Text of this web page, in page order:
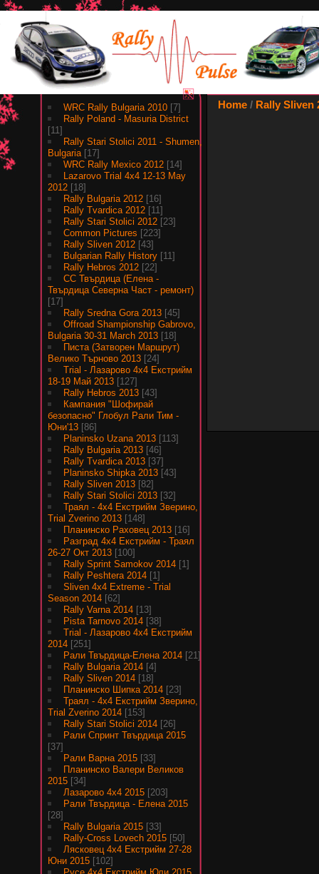
Albums
WRC Rally Bulgaria 2010 [7]
Rally Poland - Masuria District
[11]
Rally Stari Stolici 2011 - Shumen,
Bulgaria [17]
WRC Rally Mexico 2012 [14]
Lazarovo Trial 4x4 12-13 May
2012 [18]
Rally Bulgaria 2012 [16]
Rally Tvardica 2012 [11]
Rally Stari Stolici 2012 [23]
Common Pictures [223]
Rally Sliven 2012 [43]
Bulgarian Rally History [11]
Rally Hebros 2012 [22]
СС Твърдица (Елена -
Твърдица Северна Част - ремонт)
[17]
Rally Sredna Gora 2013 [45]
Offroad Shampionship Gabrovo,
Bulgaria 30-31 March 2013 [18]
Писта (Затворен Маршрут)
Велико Търново 2013 [24]
Trial - Лазарово 4х4 Екстрийм
18-19 Май 2013 [127]
Rally Hebros 2013 [43]
Кампания "Шофирай
безопасно" Глобул Рали Тим -
Юни'13 [86]
Planinsko Uzana 2013 [113]
Rally Bulgaria 2013 [46]
Rally Tvardica 2013 [37]
Planinsko Shipka 2013 [43]
Rally Sliven 2013 [82]
Rally Stari Stolici 2013 [32]
Траял - 4х4 Екстрийм Зверино,
Trial Zverino 2013 [148]
Планинско Раховец 2013 [16]
Разград 4х4 Екстрийм - Траял
26-27 Окт 2013 [100]
Rally Sprint Samokov 2014 [1]
Rally Peshtera 2014 [1]
Sliven 4x4 Extreme - Trial
Season 2014 [62]
Rally Varna 2014 [13]
Pista Tarnovo 2014 [38]
Trial - Лазарово 4х4 Екстрийм
2014 [251]
Рали Твърдица-Елена 2014 [21]
Rally Bulgaria 2014 [4]
Rally Sliven 2014 [18]
Планинско Шипка 2014 [23]
Траял - 4х4 Екстрийм Зверино,
Trial Zverino 2014 [153]
Rally Stari Stolici 2014 [26]
Рали Спринт Твърдица 2015
[37]
Рали Варна 2015 [33]
Планинско Валери Великов
2015 [34]
Лазарово 4х4 2015 [203]
Рали Твърдица - Елена 2015
[28]
Rally Bulgaria 2015 [33]
Rally-Cross Lovech 2015 [50]
Лясковец 4х4 Екстрийм 27-28
Юни 2015 [102]
Home / Rally Sliven